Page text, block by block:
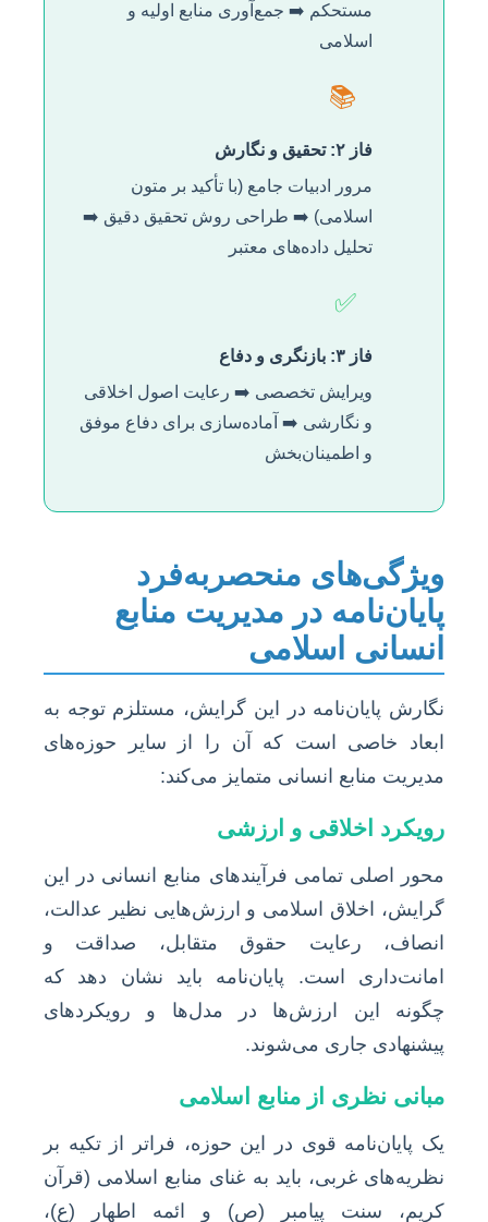
مستحکم ➡️ جمع‌آوری منابع اولیه و
اسلامی
📚
فاز ۲: تحقیق و نگارش
مرور ادبیات جامع (با تأکید بر متون
اسلامی) ➡️ طراحی روش تحقیق دقیق ➡️
تحلیل داده‌های معتبر
✅
فاز ۳: بازنگری و دفاع
ویرایش تخصصی ➡️ رعایت اصول اخلاقی
و نگارشی ➡️ آماده‌سازی برای دفاع موفق
و اطمینان‌بخش
ویژگی‌های منحصربه‌فرد
پایان‌نامه در مدیریت منابع
انسانی اسلامی
نگارش پایان‌نامه در این گرایش، مستلزم توجه به
ابعاد خاصی است که آن را از سایر حوزه‌های
مدیریت منابع انسانی متمایز می‌کند:
رویکرد اخلاقی و ارزشی
محور اصلی تمامی فرآیندهای منابع انسانی در این
گرایش، اخلاق اسلامی و ارزش‌هایی نظیر عدالت،
انصاف، رعایت حقوق متقابل، صداقت و
امانت‌داری است. پایان‌نامه باید نشان دهد که
چگونه این ارزش‌ها در مدل‌ها و رویکردهای
پیشنهادی جاری می‌شوند.
مبانی نظری از منابع اسلامی
یک پایان‌نامه قوی در این حوزه، فراتر از تکیه بر
نظریه‌های غربی، باید به غنای منابع اسلامی (قرآن
کریم، سنت پیامبر (ص) و ائمه اطهار (ع)،